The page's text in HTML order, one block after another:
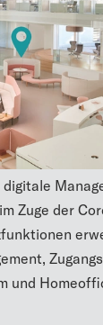
Zuge der
und